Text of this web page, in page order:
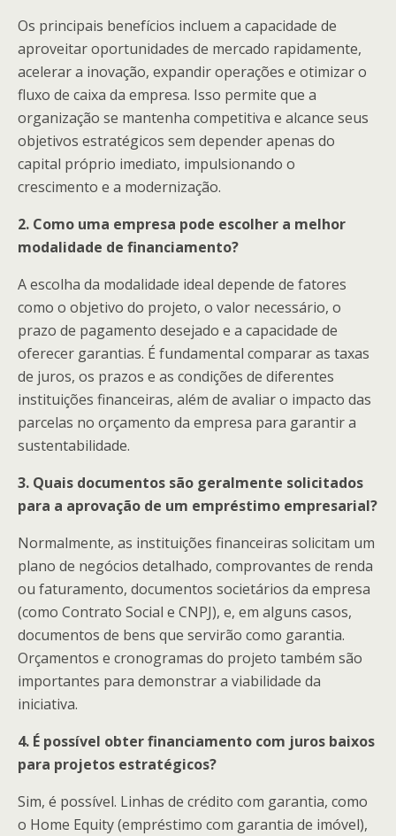
Os principais benefícios incluem a capacidade de
aproveitar oportunidades de mercado rapidamente,
acelerar a inovação, expandir operações e otimizar o
fluxo de caixa da empresa. Isso permite que a
organização se mantenha competitiva e alcance seus
objetivos estratégicos sem depender apenas do
capital próprio imediato, impulsionando o
crescimento e a modernização.
2. Como uma empresa pode escolher a melhor
modalidade de financiamento?
A escolha da modalidade ideal depende de fatores
como o objetivo do projeto, o valor necessário, o
prazo de pagamento desejado e a capacidade de
oferecer garantias. É fundamental comparar as taxas
de juros, os prazos e as condições de diferentes
instituições financeiras, além de avaliar o impacto das
parcelas no orçamento da empresa para garantir a
sustentabilidade.
3. Quais documentos são geralmente solicitados
para a aprovação de um empréstimo empresarial?
Normalmente, as instituições financeiras solicitam um
plano de negócios detalhado, comprovantes de renda
ou faturamento, documentos societários da empresa
(como Contrato Social e CNPJ), e, em alguns casos,
documentos de bens que servirão como garantia.
Orçamentos e cronogramas do projeto também são
importantes para demonstrar a viabilidade da
iniciativa.
4. É possível obter financiamento com juros baixos
para projetos estratégicos?
Sim, é possível. Linhas de crédito com garantia, como
o Home Equity (empréstimo com garantia de imóvel),